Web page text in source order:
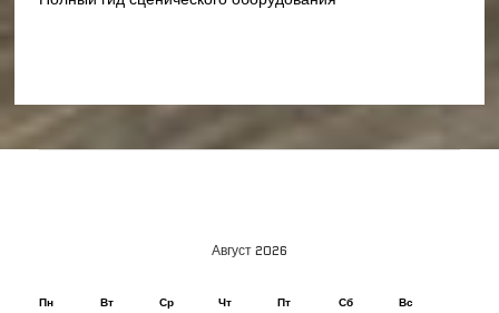
Август 2026
Пн Вт Ср Чт Пт Сб Вс